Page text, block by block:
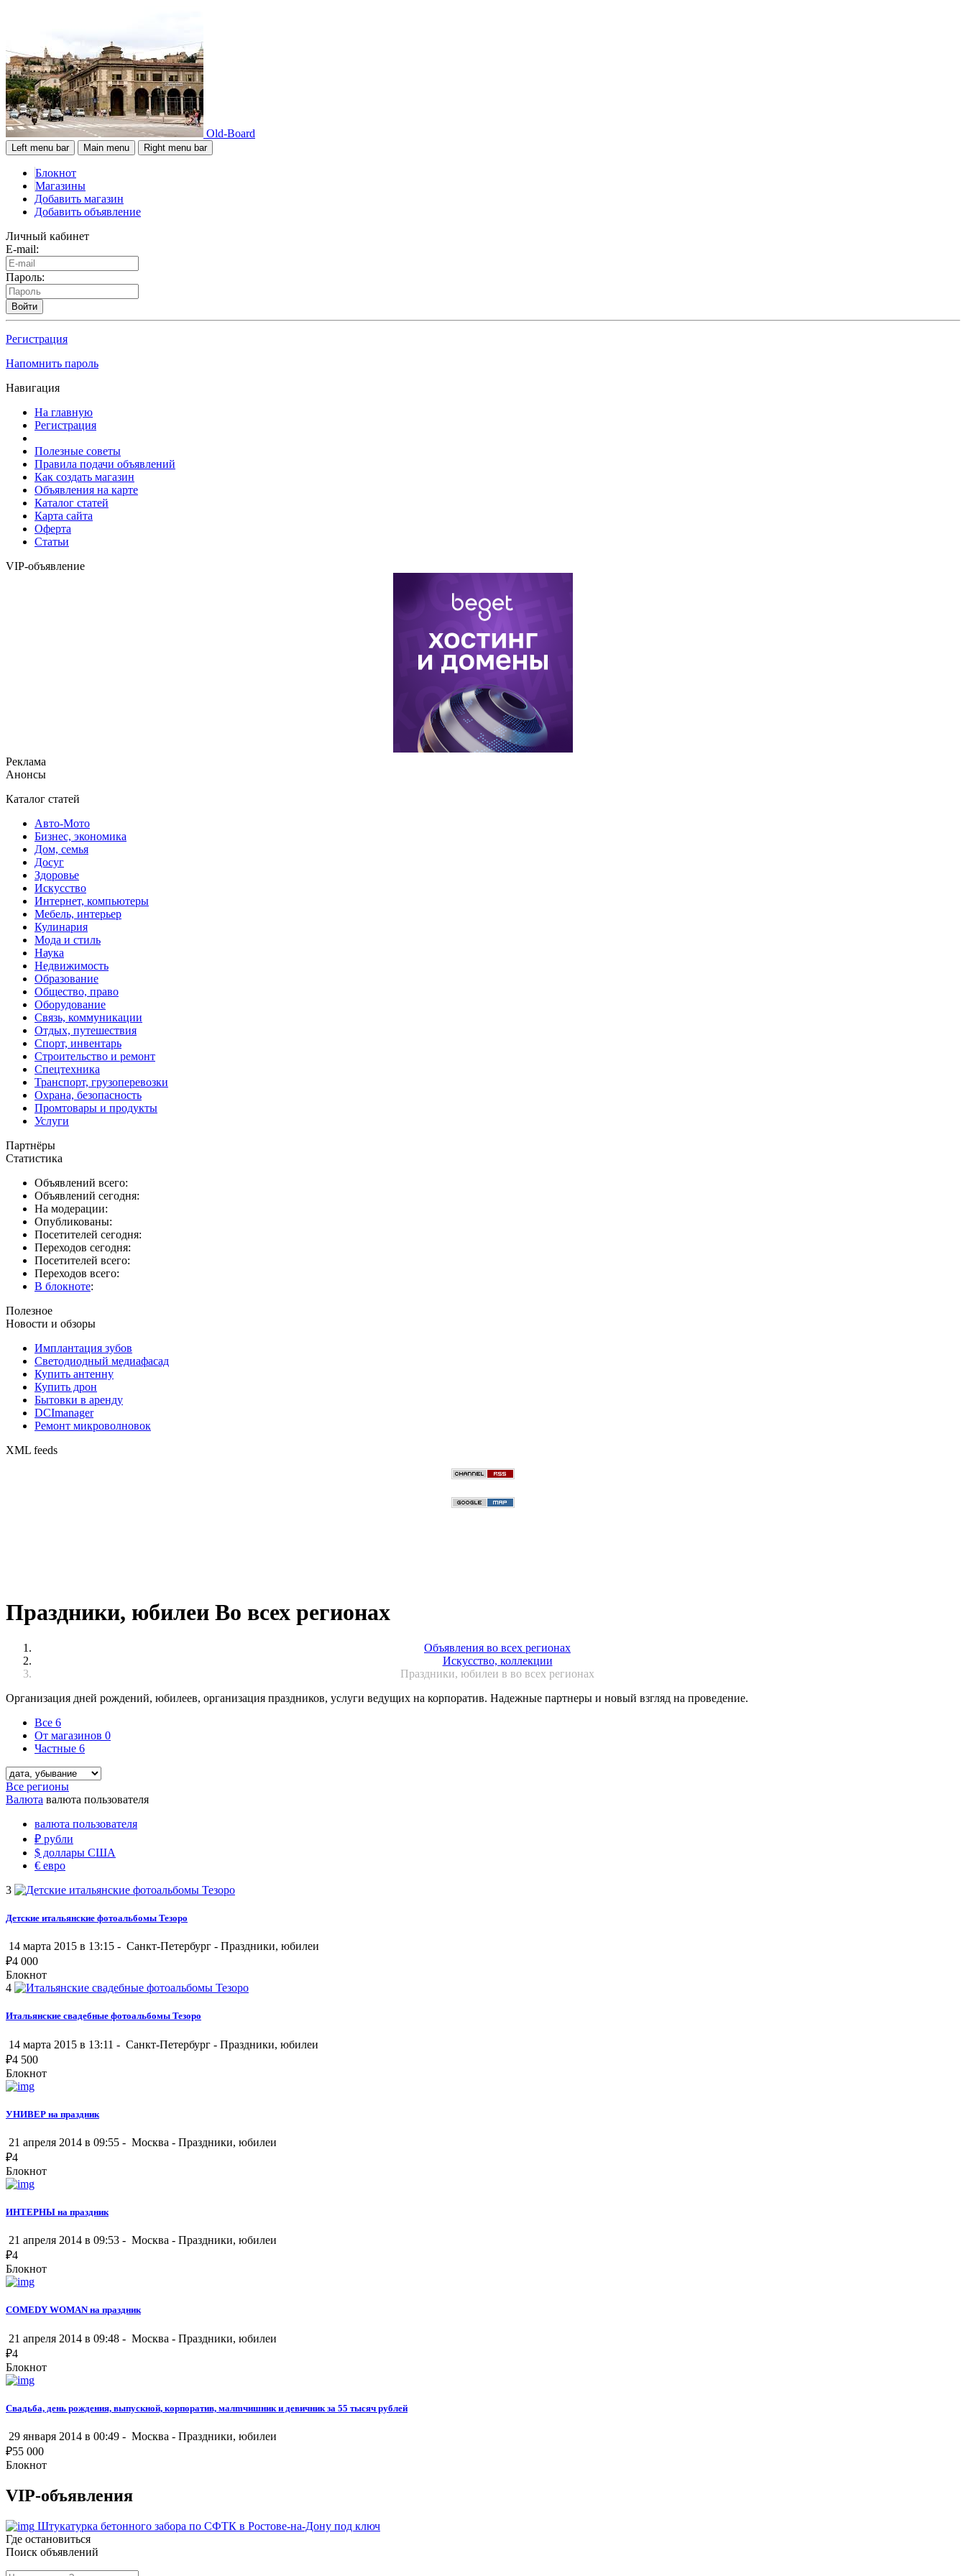
Old-Board
Left menu bar Main menu Right menu bar
Блокнот
Магазины
Добавить магазин
Добавить объявление
Личный кабинет
E-mail:
Пароль:
Войти
Регистрация
Напомнить пароль
Навигация
На главную
Регистрация
Полезные советы
Правила подачи объявлений
Как создать магазин
Объявления на карте
Каталог статей
Карта сайта
Оферта
Статьи
VIP-объявление
Реклама
Анонсы
Каталог статей
Авто-Мото
Бизнес, экономика
Дом, семья
Досуг
Здоровье
Искусство
Интернет, компьютеры
Мебель, интерьер
Кулинария
Мода и стиль
Наука
Недвижимость
Образование
Общество, право
Оборудование
Связь, коммуникации
Отдых, путешествия
Спорт, инвентарь
Строительство и ремонт
Спецтехника
Транспорт, грузоперевозки
Охрана, безопасность
Промтовары и продукты
Услуги
Партнёры
Статистика
Объявлений всего:
Объявлений сегодня:
На модерации:
Опубликованы:
Посетителей сегодня:
Переходов сегодня:
Посетителей всего:
Переходов всего:
В блокноте:
Полезное
Новости и обзоры
Имплантация зубов
Светодиодный медиафасад
Купить антенну
Купить дрон
Бытовки в аренду
DCImanager
Ремонт микроволновок
XML feeds
Праздники, юбилеи Во всех регионах
Объявления во всех регионах
Искусство, коллекции
Праздники, юбилеи в во всех регионах
Организация дней рождений, юбилеев, организация праздников, услуги ведущих на корпоратив. Надежные партнеры и новый взгляд на проведение.
Все 6
От магазинов 0
Частные 6
Все регионы
Валюта валюта пользователя
валюта пользователя
₽ рубли
$ доллары США
€ евро
3
Детские итальянские фотоальбомы Тезоро
14 марта 2015 в 13:15 - Санкт-Петербург - Праздники, юбилеи
₽4 000
Блокнот
4
Итальянские свадебные фотоальбомы Тезоро
14 марта 2015 в 13:11 - Санкт-Петербург - Праздники, юбилеи
₽4 500
Блокнот
УНИВЕР на праздник
21 апреля 2014 в 09:55 - Москва - Праздники, юбилеи
₽4
Блокнот
ИНТЕРНЫ на праздник
21 апреля 2014 в 09:53 - Москва - Праздники, юбилеи
₽4
Блокнот
COMEDY WOMAN на праздник
21 апреля 2014 в 09:48 - Москва - Праздники, юбилеи
₽4
Блокнот
Свадьба, день рождения, выпускной, корпоратив, малmчишник и девичник за 55 тысяч рублей
29 января 2014 в 00:49 - Москва - Праздники, юбилеи
₽55 000
Блокнот
VIP-объявления
Штукатурка бетонного забора по СФТК в Ростове-на-Дону под ключ
Где остановиться
Поиск объявлений